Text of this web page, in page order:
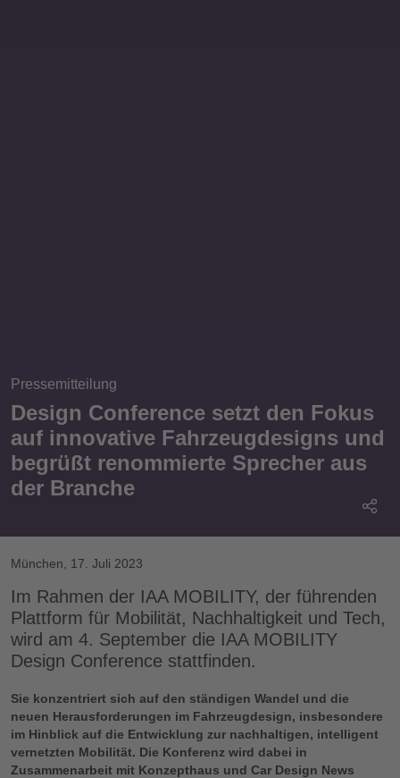
Pressemitteilung
Design Conference setzt den Fokus
auf innovative Fahrzeugdesigns und
begrüßt renommierte Sprecher aus
der Branche
München 17. Juli 2023
Im Rahmen der IAA MOBILITY, der führenden
Plattform für Mobilität, Nachhaltigkeit und Tech,
wird am 4. September die IAA MOBILITY
Design Conference stattfinden.
Sie konzentriert sich auf den ständigen Wandel und die
neuen Herausforderungen im Fahrzeugdesign, insbesondere
im Hinblick auf die Entwicklung zur nachhaltigen, intelligent
vernetzten Mobilität. Die Konferenz wird dabei in
Zusammenarbeit mit Konzepthaus und Car Design News